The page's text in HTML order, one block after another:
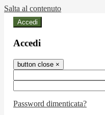
Salta al contenuto
Accedi
Accedi
button close ×
Password dimenticata?